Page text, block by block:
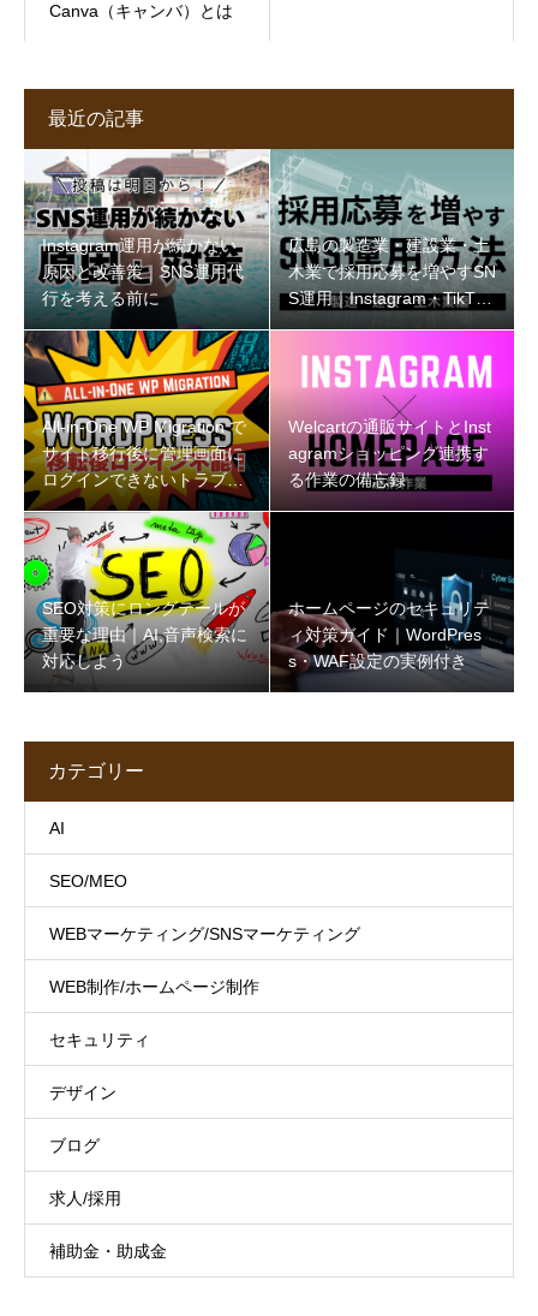
Canva（キャンバ）とは
最近の記事
Instagram運用が続かない
原因と改善策｜SNS運用代
行を考える前に
広島の製造業・建設業・土
木業で採用応募を増やすSN
S運用｜Instagram・TikTok
All-in-One WP Migration で
サイト移行後に管理画面に
ログインできないトラブル
と解決策
Welcartの通販サイトとInst
agramショッピング連携す
る作業の備忘録
SEO対策にロングテールが
重要な理由｜AI,音声検索に
対応しよう
ホームページのセキュリテ
ィ対策ガイド｜WordPres
s・WAF設定の実例付き
カテゴリー
AI
SEO/MEO
WEBマーケティング/SNSマーケティング
WEB制作/ホームページ制作
セキュリティ
デザイン
ブログ
求人/採用
補助金・助成金